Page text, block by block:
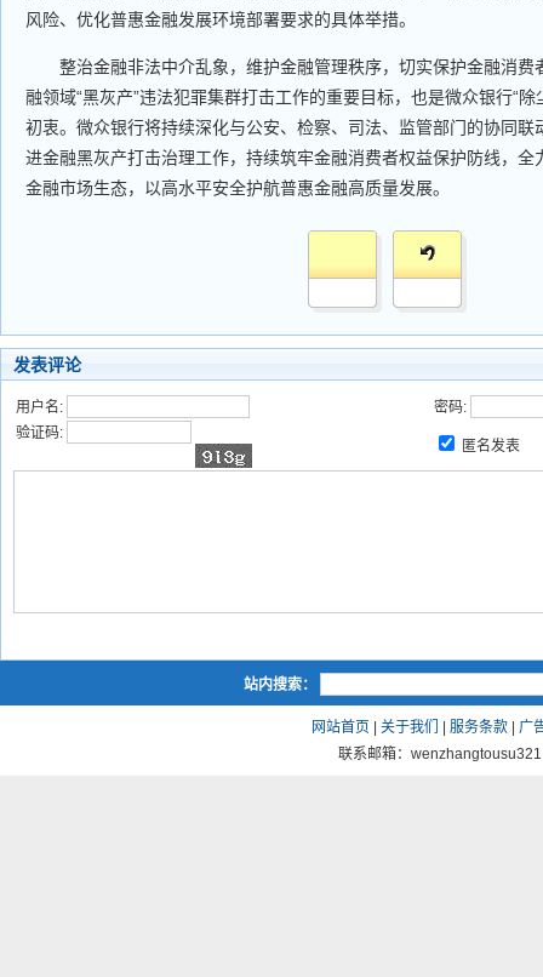
风险、优化普惠金融发展环境部署要求的具体举措。
整治金融非法中介乱象，维护金融管理秩序，切实保护金融消费
融领域“黑灰产”违法犯罪集群打击工作的重要目标，也是微众银行“
初衷。微众银行将持续深化与公安、检察、司法、监管部门的协同联
进金融黑灰产打击治理工作，持续筑牢金融消费者权益保护防线，全
金融市场生态，以高水平安全护航普惠金融高质量发展。
发表评论
用户名:
密码:
验证码:
匿名发表
站内搜索：
网站首页 关于我们 服务条款
广
联系邮箱：